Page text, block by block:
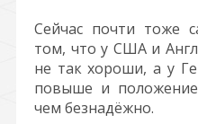
Сейчас почти тоже
том, что у США и
не так хороши, а у
повыше и положение
чем безнадёжно.